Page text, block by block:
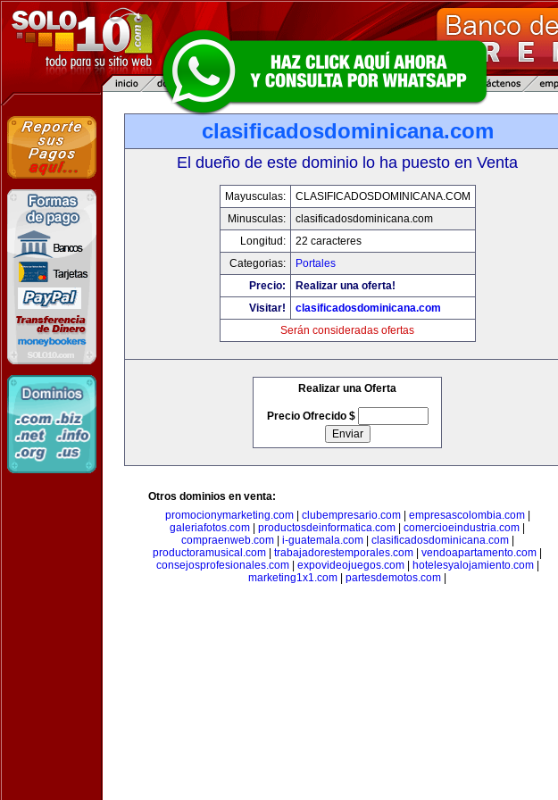
clasificadosdominicana.com
El dueño de este dominio lo ha puesto en Venta
Mayusculas:
CLASIFICADOSDOMINICANA.COM
Minusculas:
clasificadosdominicana.com
Longitud:
22 caracteres
Categorias:
Portales
Precio:
Realizar una oferta!
Visitar!
clasificadosdominicana.com
Serán consideradas ofertas
Realizar una Oferta
Precio Ofrecido $
Otros dominios en venta:
promocionymarketing.com| clubempresario.com| empresascolombia.com|
galeriafotos.com
productosdeinformatica.com comercioeindustria.com
compraenweb.com| i-guatemala.com| clasificadosdominicana.com|
productoramusical.com
trabajadorestemporales.com vendoapartamento.com
consejosprofesionales.com| expovideojuegos.com| hotelesyalojamiento.com|
marketing1x1.com
partesdemotos.com